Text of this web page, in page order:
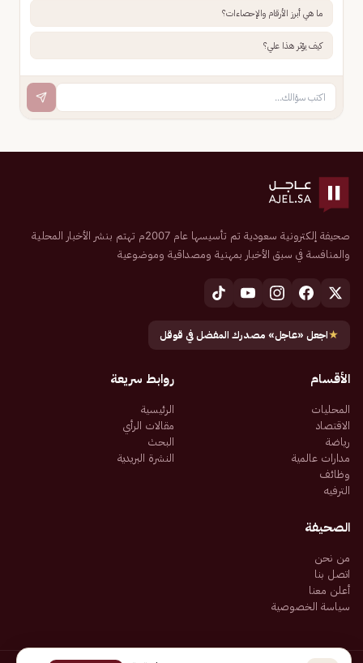
ما هي أبرز الأرقام والإحصاءات؟
كيف يؤثر هذا علي؟
صحيفة إلكترونية سعودية تم تأسيسها عام 2007م تهتم بنشر الأخبار المحلية
والمنافسة في سبق الأخبار بمهنية ومصداقية وموضوعية
★اجعل «عاجل» مصدرك المفضل في قوقل
الأقسام
المحليات
الاقتصاد
رياضة
مدارات عالمية
وظائف
الترفيه
روابط سريعة
الرئيسية
مقالات الرأي
البحث
النشرة البريدية
الصحيفة
من نحن
اتصل بنا
أعلن معنا
سياسة الخصوصية